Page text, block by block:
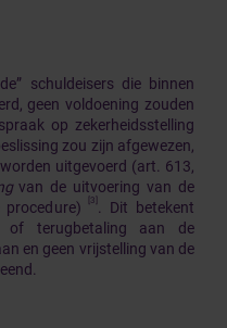
schuldeisers die binnen
geen voldoening zouden
op zekerheidsstelling
zou zijn afgewezen,
uitgevoerd (art. 613,
van de uitvoering van de
procedure)
[3]
. Dit betekent
terugbetaling aan de
en geen vrijstelling van de